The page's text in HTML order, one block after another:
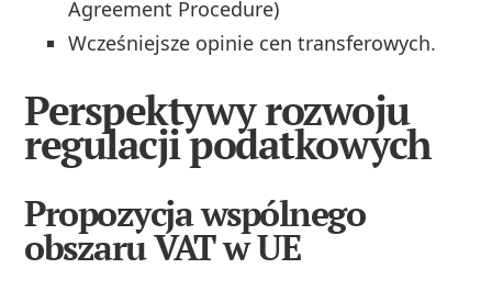
Agreement Procedure)
Wcześniejsze opinie cen transferowych.
Perspektywy rozwoju
regulacji podatkowych
Propozycja wspólnego
obszaru VAT w UE